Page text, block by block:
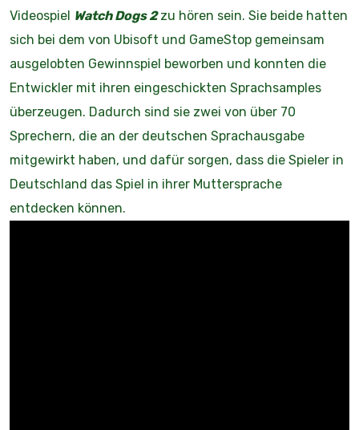
Videospiel Watch Dogs 2zu hören sein. Sie beide hatten
sich bei dem von Ubisoft und GameStop gemeinsam
ausgelobten Gewinnspiel beworben und konnten die
Entwickler mit ihren eingeschickten Sprachsamples
überzeugen. Dadurch sind sie zwei von über 70
Sprechern, die an der deutschen Sprachausgabe
mitgewirkt haben, und dafür sorgen, dass die Spieler in
Deutschland das Spiel in ihrer Muttersprache
entdecken können.